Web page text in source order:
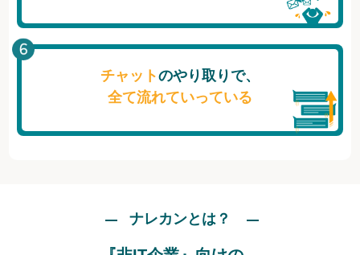
チャットのやり取りで、
全て流れていっている
ナレカンとは？